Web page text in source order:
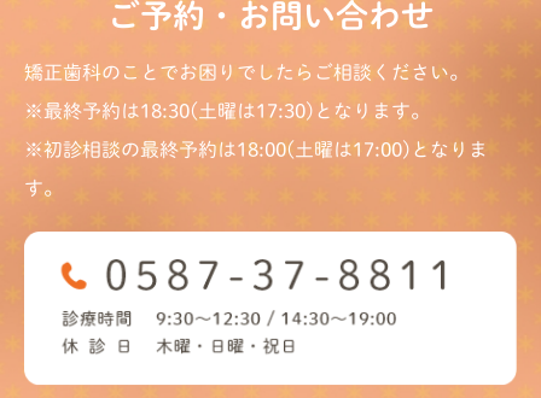
ご予約・お問い合わせ
矯正歯科のことでお困りでしたらご相談ください。
※最終予約は18:30(土曜は17:30)となります。
※初診相談の最終予約は18:00(土曜は17:00)となりま
す。